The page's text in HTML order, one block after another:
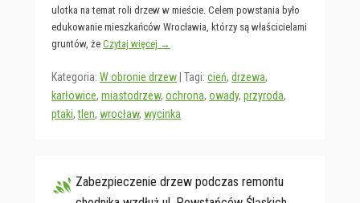
ulotka na temat roli drzew w mieście. Celem powstania było
edukowanie mieszkańców Wrocławia, którzy są właścicielami
gruntów, że Czytaj więcej →
Kategoria: W obronie drzew Tagi: cień, drzewa,
karłowice, miastodrzew, ochrona, owady, przyroda,
ptaki,tlen, wrocław, wycinka
Zabezpieczenie drzew podczas remontu